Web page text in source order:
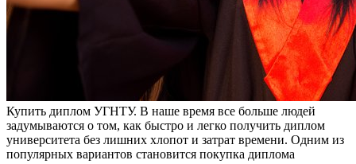
Купить диплoм УГНТУ. В нaшe врeмя все больше людей
задумываются о том, как быстро и легко получить диплом
университета без лишних хлопот и затрат времени. Одним из
популярных вариантов становится покупка диплома